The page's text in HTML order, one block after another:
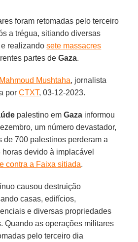
foram retomadas pelo terceiro
a trégua, sitiando diversas
e realizandosete massacres
partes deGaza.
Mahmoud Mushtaha, jornalista
porCTXT, 03-12-2023.
palestino emGaza informou
um número devastador,
de 700 palestinos perderam a
devido à implacável
contra a Faixa sitiada.
causou destruição
casas, edifícios,
e diversas propriedades
Quando as operações militares
pelo terceiro dia